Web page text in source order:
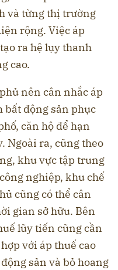
và từng thị trường
rộng. Việc áp
ra hệ lụy thanh
cao.
nên cân nhắc áp
bất động sản phục
căn hộ để hạn
Ngoài ra, cũng theo
khu vực tập trung
nghiệp, khu chế
cũng có thể cân
gian sở hữu. Bên
lũy tiến cũng cần
với áp thuế cao
sản và bỏ hoang